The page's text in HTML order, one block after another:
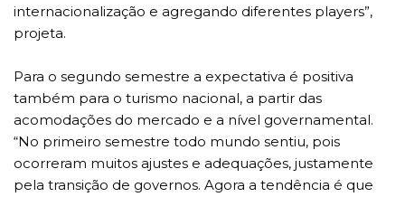
internacionalização e agregando diferentes players”,
projeta.
Para o segundo semestre a expectativa é positiva
também para o turismo nacional, a partir das
acomodações do mercado e a nível governamental.
“No primeiro semestre todo mundo sentiu, pois
ocorreram muitos ajustes e adequações, justamente
pela transição de governos. Agora a tendência é que